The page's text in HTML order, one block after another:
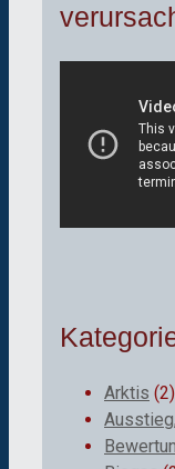
Arktis (2)